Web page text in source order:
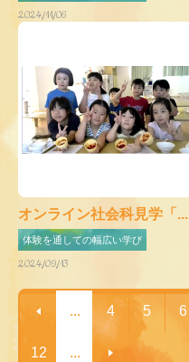
2024/11/06
オンライン社会科見学「...
体験を通しての幅広い学び
2024/09/13
... 4 5 6
12 ...